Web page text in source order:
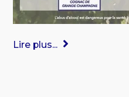
Lire plus...